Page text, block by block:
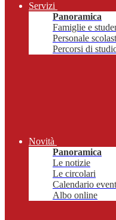
Servizi
Panoramica
Famiglie e
Personale
Percorsi di
Novità
Panoramica
Le notizie
Le circolari
Calendario
Albo online